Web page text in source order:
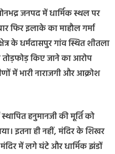
जनपद में धार्मिक स्थल पर
फिर इलाके का माहौल गर्मा
के धर्मदासपुर गांव स्थित शीतला
तोड़फोड़ किए जाने का आरोप
में भारी नाराजगी और आक्रोश
हनुमानजी की मूर्ति को
इतना ही नहीं, मंदिर के शिखर
में लगे घंटे और धार्मिक झंडों